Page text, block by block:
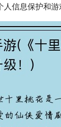
信息保护和游